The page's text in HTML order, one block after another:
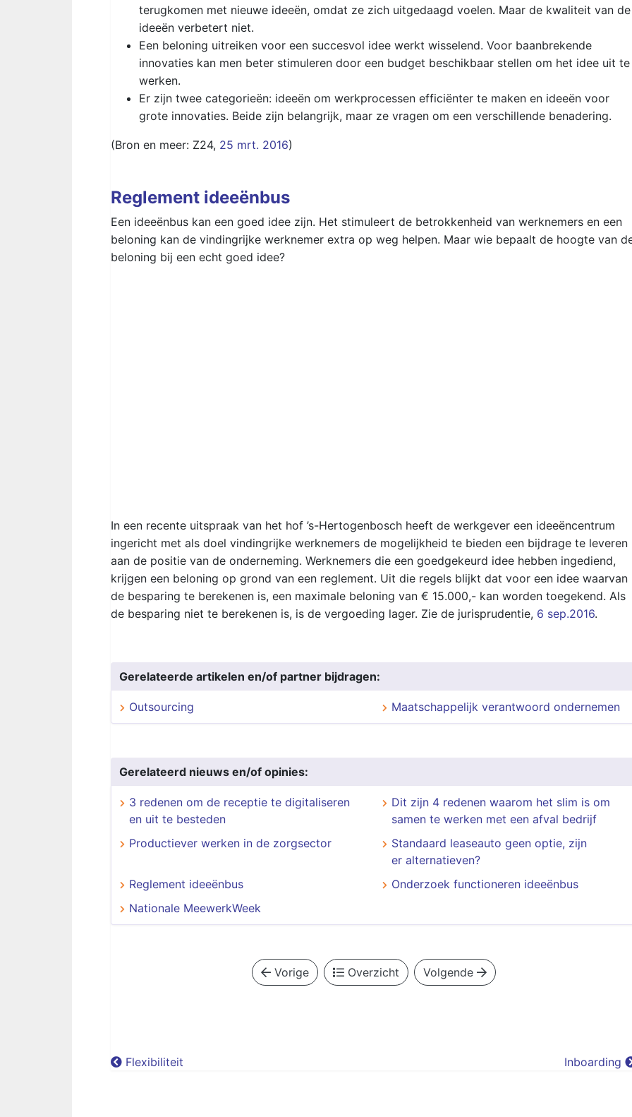
terugkomen met nieuwe ideeën, omdat ze zich uitgedaagd voelen. Maar de kwaliteit van de
ideeën verbetert niet.
Een beloning uitreiken voor een succesvol idee werkt wisselend. Voor baanbrekende
innovaties kan men beter stimuleren door een budget beschikbaar stellen om het idee uit te
werken.
Er zijn twee categorieën: ideeën om werkprocessen efficiënter te maken en ideeën voor
grote innovaties. Beide zijn belangrijk, maar ze vragen om een verschillende benadering.
(Bron en meer: Z24, 25 mrt. 2016)
Reglement ideeënbus
Een ideeënbus kan een goed idee zijn. Het stimuleert de betrokkenheid van werknemers en een
beloning kan de vindingrijke werknemer extra op weg helpen. Maar wie bepaalt de hoogte van
beloning bij een echt goed idee?
In een recente uitspraak van het hof ’s-Hertogenbosch heeft de werkgever een ideeëncentrum
ingericht met als doel vindingrijke werknemers de mogelijkheid te bieden een bijdrage te leveren
aan de positie van de onderneming. Werknemers die een goedgekeurd idee hebben ingediend,
krijgen een beloning op grond van een reglement. Uit die regels blijkt dat voor een idee waarvan
de besparing te berekenen is, een maximale beloning van € 15.000,- kan worden toegekend. Als
de besparing niet te berekenen is, is de vergoeding lager. Zie de jurisprudentie, 6 sep.2016.
Gerelateerde artikelen en/of partner bijdragen:
Outsourcing Maatschappelijk verantwoord ondernemen
Gerelateerd nieuws en/of opinies:
3 redenen om de receptie te digitaliseren
en uit te besteden
​​​​​​​Dit zijn 4 redenen waarom het slim is om
samen te werken met een afval bedrijf
Productiever werken in de zorgsector
Standaard leaseauto geen optie, zijn
er alternatieven?
Reglement ideeënbus
Onderzoek functioneren ideeënbus
Nationale MeewerkWeek
Vorige Overzicht Volgende
Flexibiliteit Inboarding